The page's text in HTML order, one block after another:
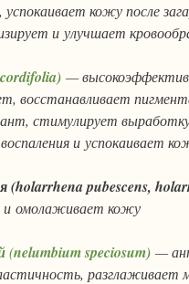
успокаивает кожу после
и улучшает
—
восстанавливает
стимулирует
и успокаивает
(holarrhena pubescens,
и омолаживает кожу
(nelumbium speciosum) —